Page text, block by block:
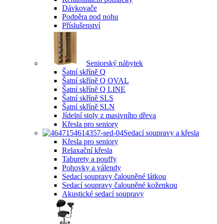
Dávkovače
Podpěra pod nohu
Příslušenství
Seniorský nábytek
Šatní skříně Q
Šatní skříně Q OVAL
Šatní skříně Q LINE
Šatní skříně SLS
Šatní skříně SLN
Jídelní stoly z masivního dřeva
Křesla pro seniory
Sedací soupravy a křesla
Křesla pro seniory
Relaxační křesla
Taburety a pouffy
Pohovky a válendy
Sedací soupravy čalouněné látkou
Sedací soupravy čalouněné koženkou
Akustické sedací soupravy